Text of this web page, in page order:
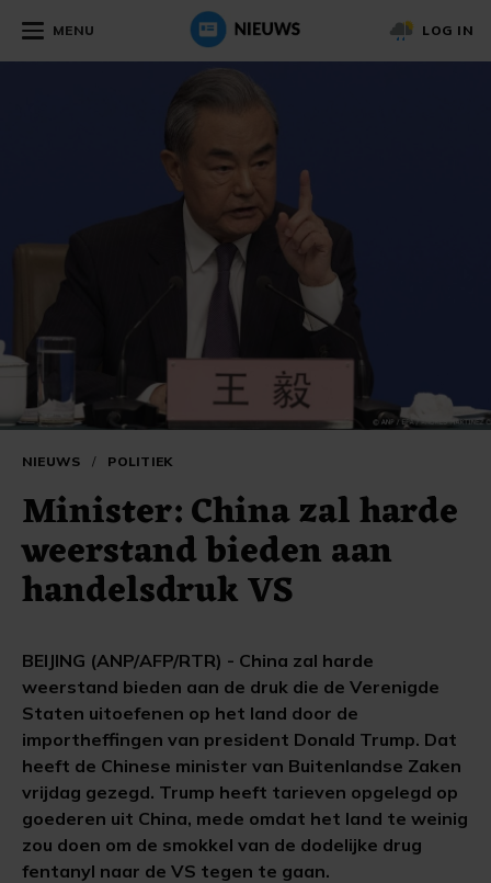
MENU LOG IN
NIEUWS / POLITIEK
Minister: China zal harde
weerstand bieden aan
handelsdruk VS
BEIJING (ANP/AFP/RTR) - China zal harde
weerstand bieden aan de druk die de Verenigde
Staten uitoefenen op het land door de
importheffingen van president Donald Trump. Dat
heeft de Chinese minister van Buitenlandse Zaken
vrijdag gezegd. Trump heeft tarieven opgelegd op
goederen uit China, mede omdat het land te weinig
zou doen om de smokkel van de dodelijke drug
fentanyl naar de VS tegen te gaan.